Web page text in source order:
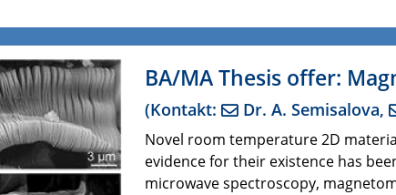
BA/MA Thesis offer:
(Kontakt: Dr. A. Semisalova,
Novel room temperature 2D
evidence for their existence has
microwave spectroscopy,